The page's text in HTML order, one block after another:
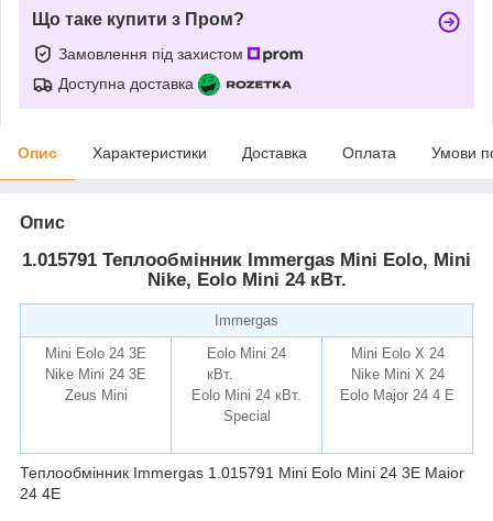
Що таке купити з Пром?
Замовлення під захистом
Доступна доставка
Опис Характеристики Доставка Оплата Умови
Опис
1.015791 Теплообмінник Immergas Mini Eolo, Mini
Nike, Eolo Mini 24 кВт.
Immergas
Mini Eolo 24 3E
Nike Mini 24 3E
Zeus Mini
Eolo Mini 24
кВт.
Eolo Mini 24 кВт.
Special
Mini Eolo X 24
Nike Mini X 24
Eolo Major 24 4 E
Теплообмінник Immergas 1.015791 Mini Eolo Mini 24 3Е Maior
24 4E